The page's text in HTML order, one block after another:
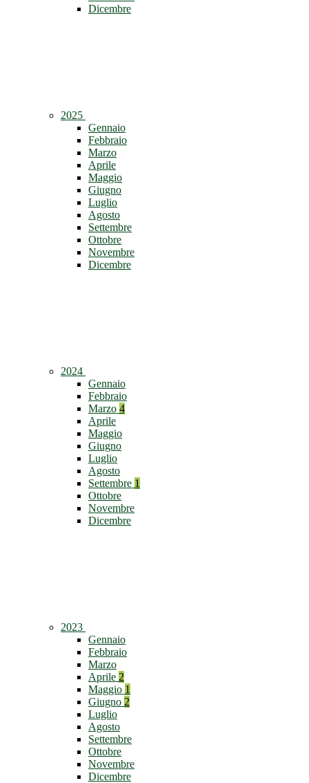
Dicembre
2025
Gennaio
Febbraio
Marzo
Aprile
Maggio
Giugno
Luglio
Agosto
Settembre
Ottobre
Novembre
Dicembre
2024
Gennaio
Febbraio
Marzo 4
Aprile
Maggio
Giugno
Luglio
Agosto
Settembre 1
Ottobre
Novembre
Dicembre
2023
Gennaio
Febbraio
Marzo
Aprile 2
Maggio 1
Giugno 2
Luglio
Agosto
Settembre
Ottobre
Novembre
Dicembre